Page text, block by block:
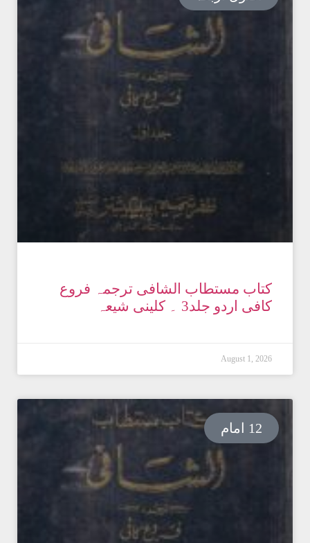
کتاب مستطاب الشافی ترجمہ فروع
کافی اردو جلد3 ۔ کلینی شیعہ
August 1, 2026
12 امام